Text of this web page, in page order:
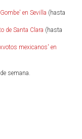
en Sevilla (hasta
de Santa Clara (hasta
mexicanos' en
semana.